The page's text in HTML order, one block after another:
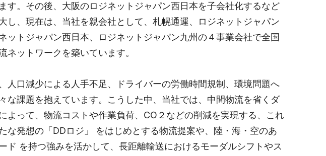
す。その後、大阪のロジネットジャパン西日本を子会社化するなど
し、現在は、当社を親会社として、札幌通運、ロジネットジャパン
ットジャパン西日本、ロジネットジャパン九州の４事業会社で全国
ネットワークを築いています。
人口減少による人手不足、ドライバーの労働時間規制、環境問題へ
な課題を抱えています。こうした中、当社では、中間物流を省くダ
よって、物流コストや作業負荷、CO２などの削減を実現する、これ
な発想の「DDロジ」 をはじめとする物流提案や、陸・海・空のあ
ド を持つ強みを活かして、長距離輸送におけるモーダルシフトやス